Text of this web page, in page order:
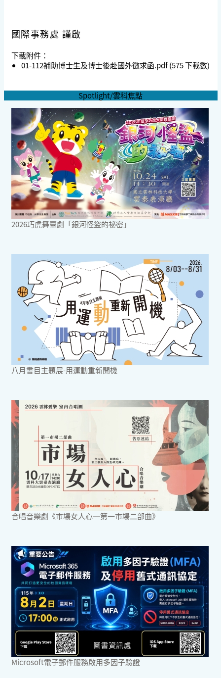
國際事務處 謹啟
下載附件：
01-112補助博士生及博士後赴國外徵求函.pdf (575 下載數)
Spotlight/雲科焦點
2026巧虎舞臺劇「銀河怪盜的祕密」
八月書目主題展-用運動重新開機
合唱音樂劇《市場女人心─第一市場二部曲》
Microsoft電子郵件服務啟用多因子驗證